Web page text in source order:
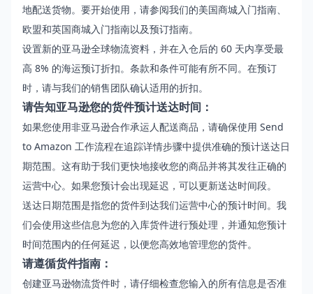
地配送货物。要开始使用，请参阅我们的美国商城入门指南、
欧盟和英国商城入门指南以及预订指南。
设置新的亚马逊全球物流资料，并在入仓后的 60 天内享受最
高 8% 的海运预订折扣。条款和条件可能有所不同。在预订
时，请与我们的销售团队确认适用的折扣。
请告知亚马逊您的货件预计送达时间：
如果您使用非亚马逊合作承运人配送商品，请确保使用 Send
to Amazon 工作流程在追踪详情步骤中提供准确的预计送达日
期范围。这有助于我们更快地接收您的商品并将其发往正确的
运营中心。如果您预计会出现延迟，可以更新送达时间段。
送达日期范围是指您的货件到达我们运营中心的预计时间。我
们会使用这些信息为您的入库货件进行预处理，并通知您预计
时间范围内的任何延迟，以便您高效地管理您的货件。
请遵循货件指南：
创建亚马逊物流货件时，请仔细检查您输入的所有信息是否准